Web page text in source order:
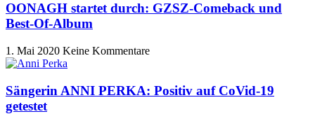
OONAGH startet durch: GZSZ-Comeback und
Best-Of-Album
1. Mai 2020 Keine Kommentare
Sängerin ANNI PERKA: Positiv auf CoVid-19
getestet